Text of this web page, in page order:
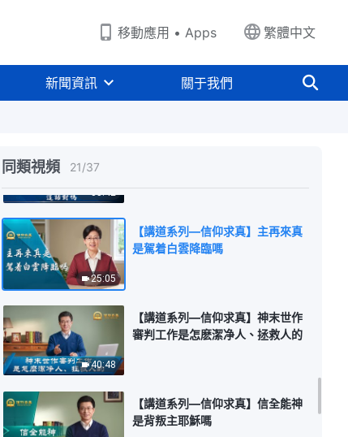
移動應用 • Apps 繁體中文
新聞資訊 關于我們
同類視頻 21/37
首領是不是跟隨神
35:42
25:05
【講道系列—信仰求真】主再來真
是駕着白雲降臨嗎
40:48
【講道系列—信仰求真】神末世作
審判工作是怎麽潔净人、拯救人的
【講道系列—信仰求真】信全能神
是背叛主耶穌嗎